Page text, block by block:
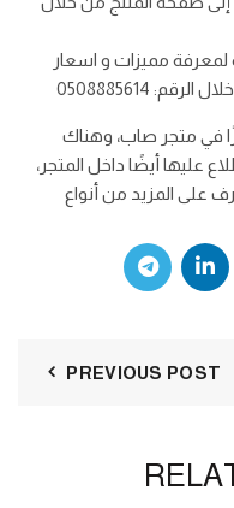
لمعرفة مميزات و اسعار
في متجر صاب، وهناك
عليها أيضًا داخل المتجر،
على المزيد من أنواع
PREVIOUS POST